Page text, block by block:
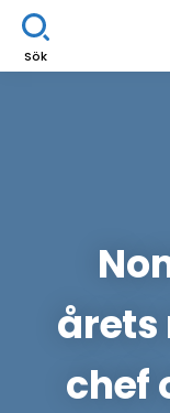
Sök
årets
chef